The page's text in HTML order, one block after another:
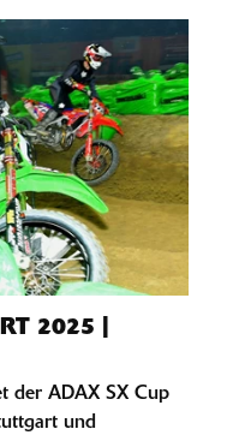
2025 |
der ADAX SX Cup
und